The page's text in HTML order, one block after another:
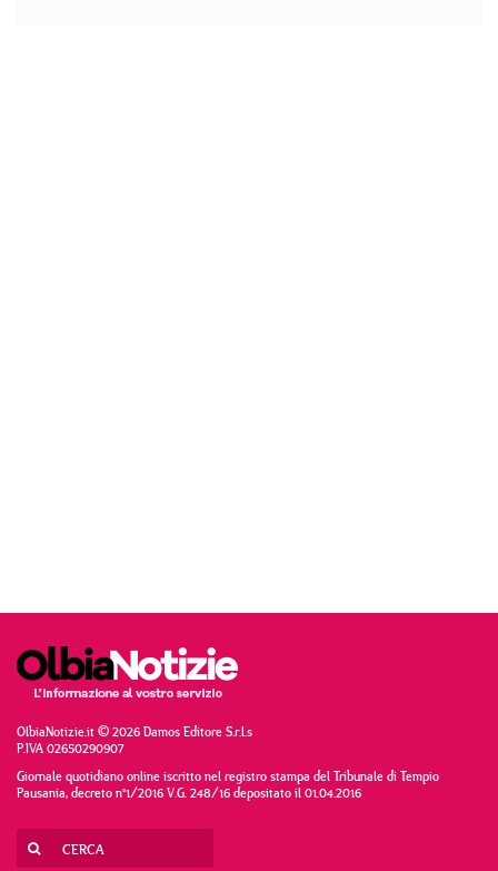
OlbiaNotizie.it © 2026 Damos Editore S.r.l.s
P.IVA 02650290907
Giornale quotidiano online iscritto nel registro stampa del Tribunale di Tempio
Pausania, decreto n°1/2016 V.G. 248/16 depositato il 01.04.2016